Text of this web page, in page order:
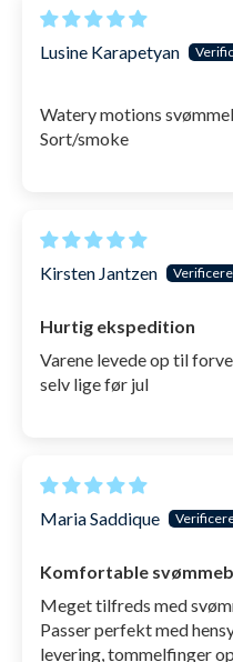
Lusine Karapetyan
Watery motions
Sort/smoke
Kirsten Jantzen
Hurtig ekspedition
Varene levede op til
selv lige før jul
Maria Saddique
Komfortable
Meget tilfreds med
Passer perfekt med
levering, tommelfinger op.